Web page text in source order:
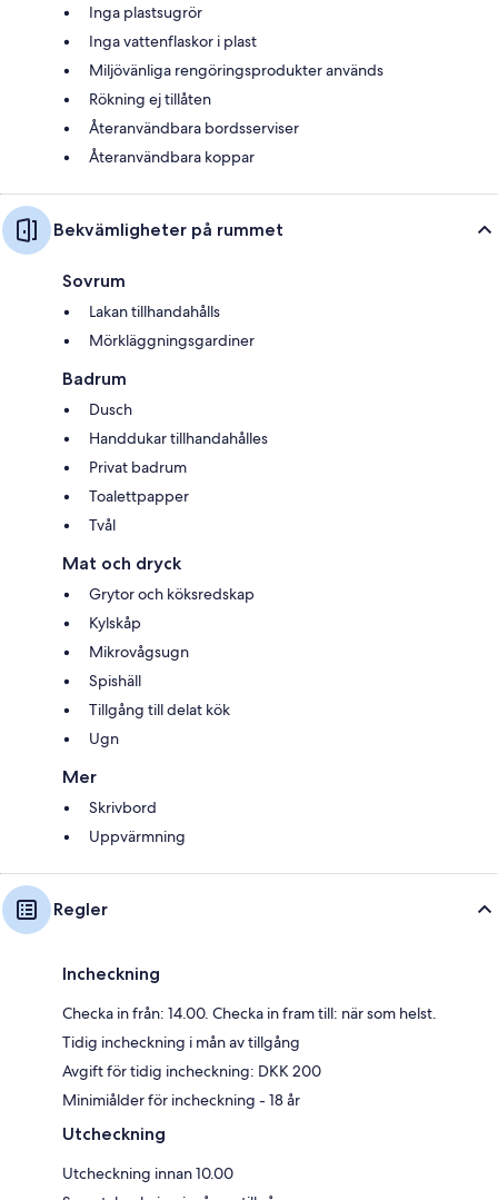
Inga plastsugrör
Inga vattenflaskor i plast
Miljövänliga rengöringsprodukter används
Rökning ej tillåten
Återanvändbara bordsserviser
Återanvändbara koppar
Bekvämligheter på rummet
Sovrum
Lakan tillhandahålls
Mörkläggningsgardiner
Badrum
Dusch
Handdukar tillhandahålles
Privat badrum
Toalettpapper
Tvål
Mat och dryck
Grytor och köksredskap
Kylskåp
Mikrovågsugn
Spishäll
Tillgång till delat kök
Ugn
Mer
Skrivbord
Uppvärmning
Regler
Incheckning
Checka in från: 14.00. Checka in fram till: när som helst.
Tidig incheckning i mån av tillgång
Avgift för tidig incheckning: DKK 200
Minimiålder för incheckning - 18 år
Utcheckning
Utcheckning innan 10.00